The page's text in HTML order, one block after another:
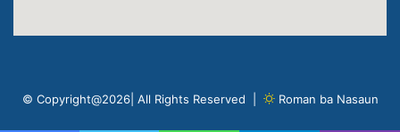
© Copyright@2026| All Rights Reserved | Roman ba Nasaun